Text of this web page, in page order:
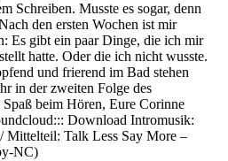
Schreiben. Musste es sogar, denn
den ersten Wochen ist mir
Es gibt ein paar Dinge, die ich mir
hatte. Oder die ich nicht wusste.
und frierend im Bad stehen
in der zweiten Folge des
beim Hören, Eure Corinne
Download Intromusik:
Mittelteil: Talk Less Say More –
NC)